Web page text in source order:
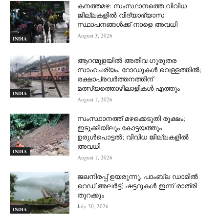
INDIA
കനത്തമഴ: സംസ്ഥാനത്തെ വിവിധ
ജില്ലകളിൽ വിദ്യാഭ്യാസ
സ്ഥാപനങ്ങൾക്ക് നാളെ അവധി
August 3, 2026
INDIA
ആറന്മുളയില്‍ അതീവ ഗുരുതര
സാഹചര്യം, റോഡുകള്‍ വെള്ളത്തില്‍;
രക്ഷാപ്രവര്‍ത്തനത്തിന്
മത്സ്യത്തൊഴിലാളികള്‍ എത്തും
August 1, 2026
INDIA
സംസ്ഥാനത്ത് മഴക്കെടുതി രൂക്ഷം;
ഇടുക്കിയിലും കോട്ടയത്തും
ഉരുള്‍പൊട്ടല്‍; വിവിധ ജില്ലകളില്‍
അവധി
August 1, 2026
INDIA
ജലനിരപ്പ് ഉയരുന്നു, പാംബ്ല ഡാമിൽ
റെഡ് അലർട്ട്; ഷട്ടറുകൾ ഇന്ന് രാത്രി
തുറക്കും
July 30, 2026